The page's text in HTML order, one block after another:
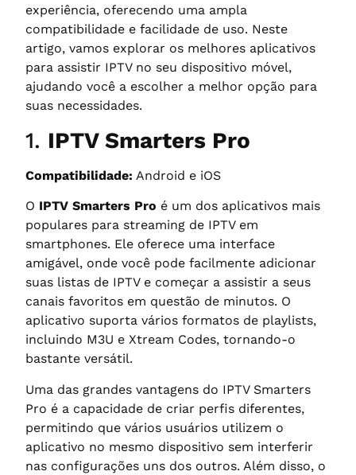
experiência, oferecendo uma ampla
compatibilidade e facilidade de uso. Neste
artigo, vamos explorar os melhores aplicativos
para assistir IPTV no seu dispositivo móvel,
ajudando você a escolher a melhor opção para
suas necessidades.
1. IPTV Smarters Pro
Compatibilidade: Android e iOS
O IPTV Smarters Pro é um dos aplicativos mais
populares para streaming de IPTV em
smartphones. Ele oferece uma interface
amigável, onde você pode facilmente adicionar
suas listas de IPTV e começar a assistir a seus
canais favoritos em questão de minutos. O
aplicativo suporta vários formatos de playlists,
incluindo M3U e Xtream Codes, tornando-o
bastante versátil.
Uma das grandes vantagens do IPTV Smarters
Pro é a capacidade de criar perfis diferentes,
permitindo que vários usuários utilizem o
aplicativo no mesmo dispositivo sem interferir
nas configurações uns dos outros. Além disso, o